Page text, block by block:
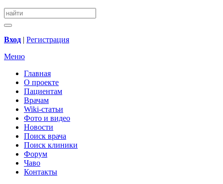
Вход | Регистрация
Меню
Главная
О проекте
Пациентам
Врачам
Wiki-статьи
Фото и видео
Новости
Поиск врача
Поиск клиники
Форум
Чаво
Контакты